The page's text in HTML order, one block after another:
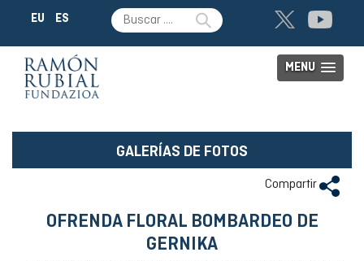
EU ES
MENU
GALERÍAS DE FOTOS
Compartir
OFRENDA FLORAL BOMBARDEO DE
GERNIKA